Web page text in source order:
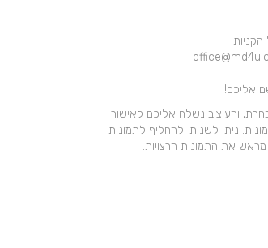
אליכם!
והעיצוב נשלח אליכם לאישור
ניתן לשנות ולהחליף לתמונות